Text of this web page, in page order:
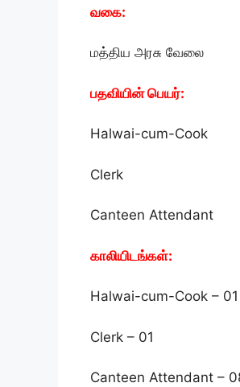
வகை:
மத்திய அரசு வேலை
பதவியின் பெயர்:
Halwai-cum-Cook
Clerk
Canteen Attendant
காலியிடங்கள்:
Halwai-cum-Cook – 01
Clerk – 01
Canteen Attendant –